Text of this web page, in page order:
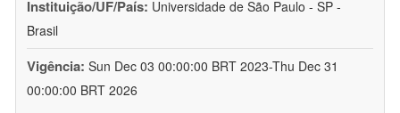
Instituição/UF/País: Universidade de São Paulo - SP -
Brasil
Vigência: Sun Dec 03 00:00:00 BRT 2023-Thu Dec 31
00:00:00 BRT 2026